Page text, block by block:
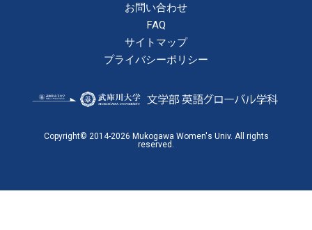
お問い合わせ
FAQ
サイトマップ
プライバシーポリシー
Copyright© 2014-2026 Mukogawa Women's Univ. All rights
reserved.